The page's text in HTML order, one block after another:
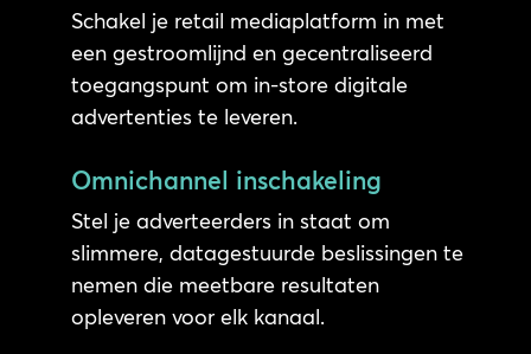
Schakel je retail mediaplatform in met
een gestroomlijnd en gecentraliseerd
toegangspunt om in-store digitale
advertenties te leveren.
Omnichannel inschakeling
Stel je adverteerders in staat om
slimmere, datagestuurde beslissingen te
nemen die meetbare resultaten
opleveren voor elk kanaal.